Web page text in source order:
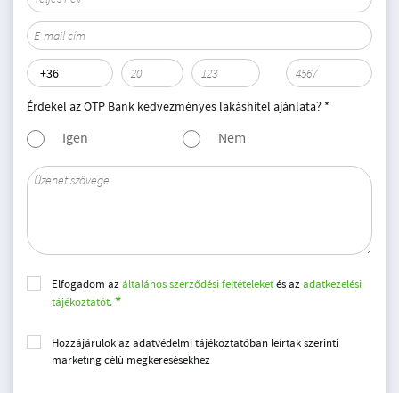
Érdekel az OTP Bank kedvezményes lakáshitel ajánlata? *
Igen Nem
Elfogadom azáltalános szerződési feltételeketés azadatkezelési
tájékoztatót.
Hozzájárulok az adatvédelmi tájékoztatóban leírtak szerinti
marketing célú megkeresésekhez